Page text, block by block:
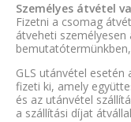
Személyes átvétel
Fizetni a csomag
átveheti személyesen
GLS utánvétel
fizeti ki, amely
és az utánvétel
a szállítási díjat